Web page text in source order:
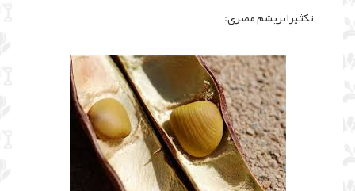
تکثیرابریشم مصری: